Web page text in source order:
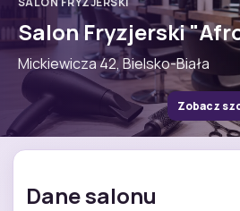
Salon Fryzjerski
Mickiewicza 42, Bielsko-Biała
Zobacz
Dane salonu